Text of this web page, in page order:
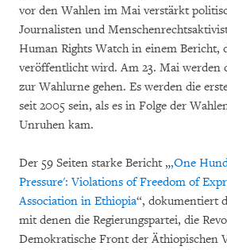
vor den Wahlen im Mai verstärkt
Journalisten und
Human Rights Watch in einem Bericht,
veröffentlicht wird. Am 23. Mai werden
zur Wahlurne gehen. Es werden die
seit 2005 sein, als es in Folge der
Unruhen kam.
Der 59 Seiten starke Bericht „‚One
Pressure': Violations of Freedom of
Association in Ethiopia“, dokumentiert
mit denen die Regierungspartei, die
Demokratische Front der Äthiopischen